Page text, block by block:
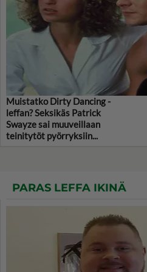
Muistatko Dirty Dancing -
leffan? Seksikäs Patrick
Swayze sai muuveillaan
teinitytöt pyörryksiin...
PARAS LEFFA IKINÄ